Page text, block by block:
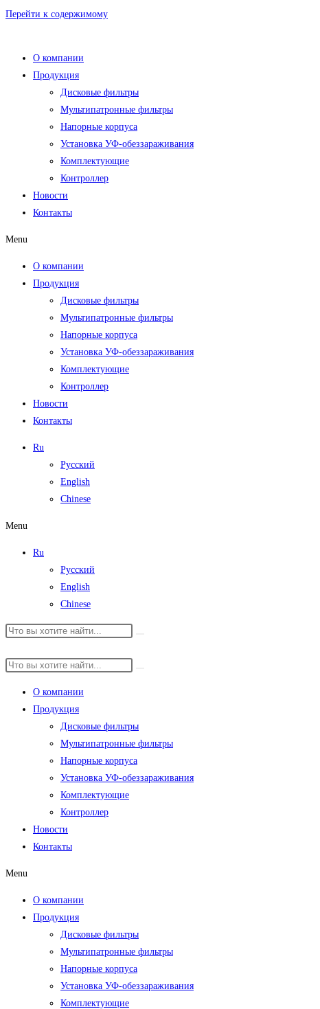
Перейти к содержимому
О компании
Продукция
Дисковые фильтры
Мультипатронные фильтры
Напорные корпуса
Установка УФ-обеззараживания
Комплектующие
Контроллер
Новости
Контакты
Menu
О компании
Продукция
Дисковые фильтры
Мультипатронные фильтры
Напорные корпуса
Установка УФ-обеззараживания
Комплектующие
Контроллер
Новости
Контакты
Ru
Русский
English
Chinese
Menu
Ru
Русский
English
Chinese
О компании
Продукция
Дисковые фильтры
Мультипатронные фильтры
Напорные корпуса
Установка УФ-обеззараживания
Комплектующие
Контроллер
Новости
Контакты
Menu
О компании
Продукция
Дисковые фильтры
Мультипатронные фильтры
Напорные корпуса
Установка УФ-обеззараживания
Комплектующие